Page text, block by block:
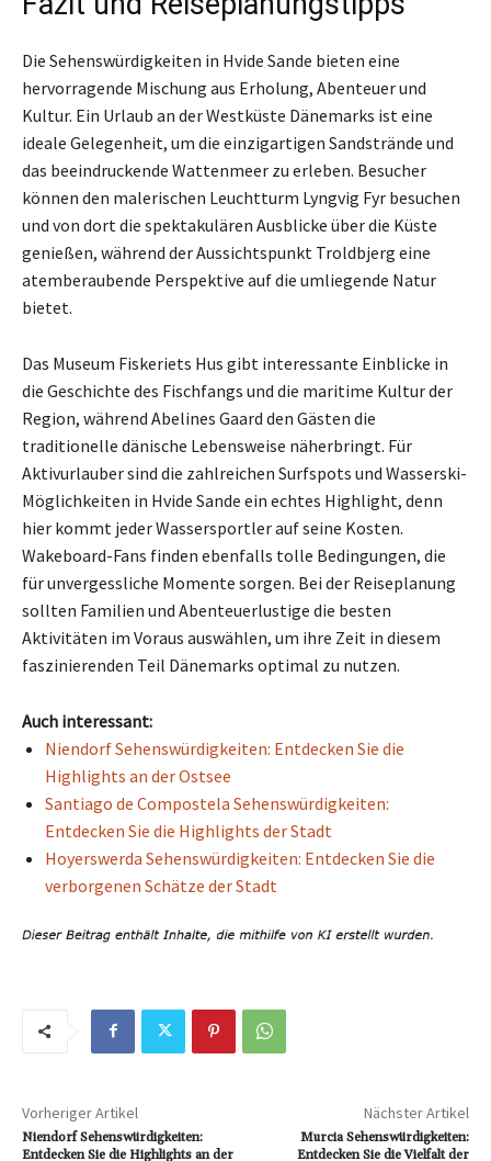
Die Sehenswürdigkeiten in Hvide Sande bieten eine
hervorragende Mischung aus Erholung, Abenteuer und
Kultur. Ein Urlaub an der Westküste Dänemarks ist eine
ideale Gelegenheit, um die einzigartigen Sandstrände und
das beeindruckende Wattenmeer zu erleben. Besucher
können den malerischen Leuchtturm Lyngvig Fyr besuchen
und von dort die spektakulären Ausblicke über die Küste
genießen, während der Aussichtspunkt Troldbjerg eine
atemberaubende Perspektive auf die umliegende Natur
bietet.
Das Museum Fiskeriets Hus gibt interessante Einblicke in
die Geschichte des Fischfangs und die maritime Kultur der
Region, während Abelines Gaard den Gästen die
traditionelle dänische Lebensweise näherbringt. Für
Aktivurlauber sind die zahlreichen Surfspots und Wasserski-
Möglichkeiten in Hvide Sande ein echtes Highlight, denn
hier kommt jeder Wassersportler auf seine Kosten.
Wakeboard-Fans finden ebenfalls tolle Bedingungen, die
für unvergessliche Momente sorgen. Bei der Reiseplanung
sollten Familien und Abenteuerlustige die besten
Aktivitäten im Voraus auswählen, um ihre Zeit in diesem
faszinierenden Teil Dänemarks optimal zu nutzen.
Auch interessant:
Niendorf Sehenswürdigkeiten: Entdecken Sie die
Highlights an der Ostsee
Santiago de Compostela Sehenswürdigkeiten:
Entdecken Sie die Highlights der Stadt
Hoyerswerda Sehenswürdigkeiten: Entdecken Sie die
verborgenen Schätze der Stadt
Vorheriger Artikel
Niendorf Sehenswürdigkeiten:
Entdecken Sie die Highlights an der
Nächster Artikel
Murcia Sehenswürdigkeiten:
Entdecken Sie die Vielfalt der